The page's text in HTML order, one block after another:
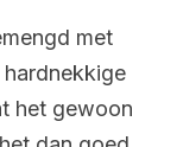
met
het gewoon